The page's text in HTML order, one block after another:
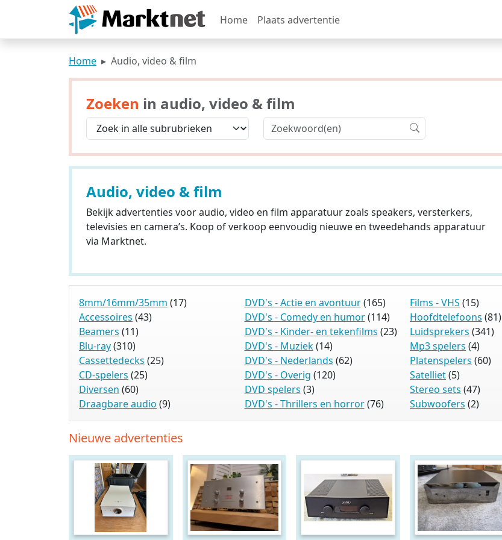
Home Plaats advertentie
Home Audio, video & film
Zoeken in audio, video & film
Audio, video & film
Bekijk advertenties voor audio, video en film apparatuur zoals speakers, versterkers,
televisies en camera’s. Koop of verkoop eenvoudig nieuwe en tweedehands apparatuur
via Marktnet.
8mm/16mm/35mm (17)
Accessoires (43)
Beamers (11)
Blu-ray(310)
Cassettedecks (25)
CD-spelers (25)
Diversen (60)
Draagbare audio (9)
DVD's - Actie en avontuur(165)
DVD's - Comedy en humor(114)
DVD's - Kinder- en tekenfilms (23)
DVD's - Muziek(14)
DVD's - Nederlands (62)
DVD's - Overig (120)
DVD spelers (3)
DVD's - Thrillers en horror(76)
Films - VHS (15)
Hoofdtelefoons (81)
Luidsprekers (341)
Mp3 spelers (4)
Platenspelers (60)
Satelliet(5)
Stereo sets (47)
Subwoofers (2)
Nieuwe advertenties